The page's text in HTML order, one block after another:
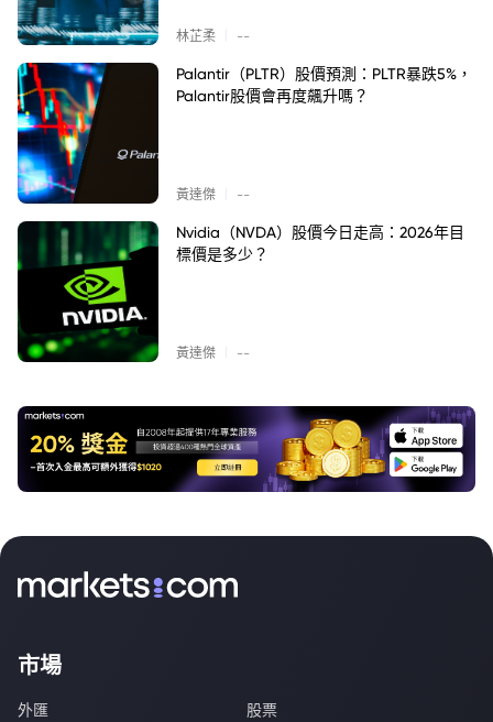
林芷柔 --
Palantir（PLTR）股價預測：PLTR暴跌5%，
Palantir股價會再度飆升嗎？
黃達傑 --
Nvidia（NVDA）股價今日走高：2026年目
標價是多少？
黃達傑 --
市場
外匯
股票